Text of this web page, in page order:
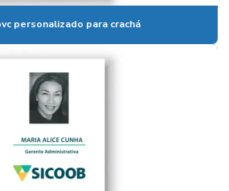
personalizado para crachá